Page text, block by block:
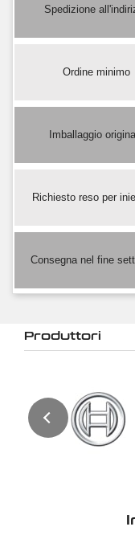
Spedizione
Ordine minimo
Imballaggio
Richiesto reso per
Consegna nel fine
Produttori